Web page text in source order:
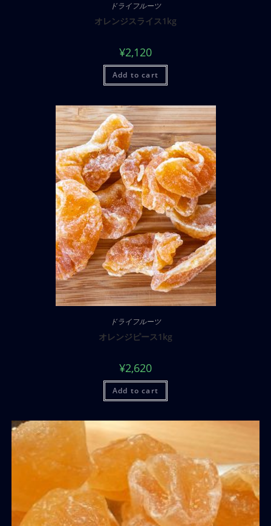
ドライフルーツ
オレンジスライス1kg
¥2,120
Add to cart
ドライフルーツ
オレンジピース1kg
¥2,620
Add to cart